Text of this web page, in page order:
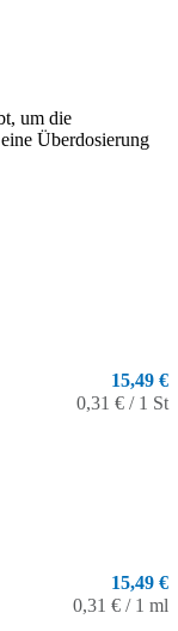
um die
Überdosierung
15,49 €
0,31 € / 1 St
15,49 €
0,31 € / 1 ml